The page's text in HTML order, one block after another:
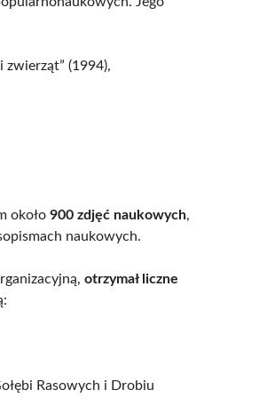
zwierząt” (1994),
około900 zdjęć naukowych,
naukowych.
otrzymał liczne
Rasowych i Drobiu